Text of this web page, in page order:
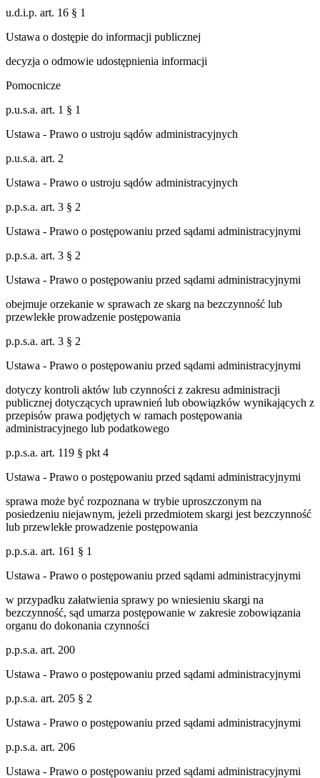
u.d.i.p. art. 16 § 1
Ustawa o dostępie do informacji publicznej
decyzja o odmowie udostępnienia informacji
Pomocnicze
p.u.s.a. art. 1 § 1
Ustawa - Prawo o ustroju sądów administracyjnych
p.u.s.a. art. 2
Ustawa - Prawo o ustroju sądów administracyjnych
p.p.s.a. art. 3 § 2
Ustawa - Prawo o postępowaniu przed sądami administracyjnymi
p.p.s.a. art. 3 § 2
Ustawa - Prawo o postępowaniu przed sądami administracyjnymi
obejmuje orzekanie w sprawach ze skarg na bezczynność lub
przewlekłe prowadzenie postępowania
p.p.s.a. art. 3 § 2
Ustawa - Prawo o postępowaniu przed sądami administracyjnymi
dotyczy kontroli aktów lub czynności z zakresu administracji
publicznej dotyczących uprawnień lub obowiązków wynikających z
przepisów prawa podjętych w ramach postępowania
administracyjnego lub podatkowego
p.p.s.a. art. 119 § pkt 4
Ustawa - Prawo o postępowaniu przed sądami administracyjnymi
sprawa może być rozpoznana w trybie uproszczonym na
posiedzeniu niejawnym, jeżeli przedmiotem skargi jest bezczynność
lub przewlekłe prowadzenie postępowania
p.p.s.a. art. 161 § 1
Ustawa - Prawo o postępowaniu przed sądami administracyjnymi
w przypadku załatwienia sprawy po wniesieniu skargi na
bezczynność, sąd umarza postępowanie w zakresie zobowiązania
organu do dokonania czynności
p.p.s.a. art. 200
Ustawa - Prawo o postępowaniu przed sądami administracyjnymi
p.p.s.a. art. 205 § 2
Ustawa - Prawo o postępowaniu przed sądami administracyjnymi
p.p.s.a. art. 206
Ustawa - Prawo o postępowaniu przed sądami administracyjnymi